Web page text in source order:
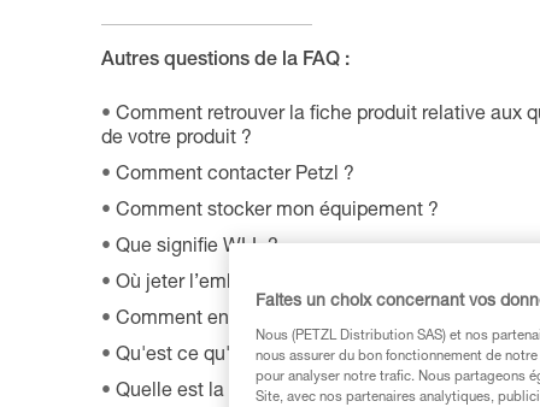
Autres questions de la FAQ :
Comment retrouver la fiche produit relative aux
de votre produit ?
Comment contacter Petzl ?
Comment stocker mon équipement ?
Que signifie WLL ?
Où jeter l’emballage de mon produit ?
Comment entretenir correctement mon
Qu'est ce qu'un EPI ?
Quelle est la durée de vie de mon équipement
Faites un choix concernant vos
Nous (PETZL Distribution SAS) et nos
nous assurer du bon fonctionnement de
pour analyser notre trafic. Nous partageons
Site, avec nos partenaires analytiques,